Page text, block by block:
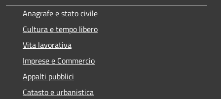
Anagrafe e stato civile
Cultura e tempo libero
Vita lavorativa
Imprese e Commercio
Appalti pubblici
Catasto e urbanistica